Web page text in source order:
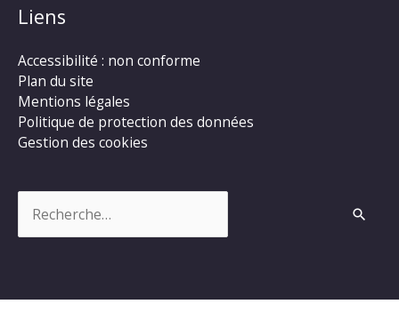
Liens
Accessibilité : non conforme
Plan du site
Mentions légales
Politique de protection des données
Gestion des cookies